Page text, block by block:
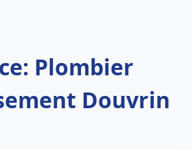
Plombier
Douvrin